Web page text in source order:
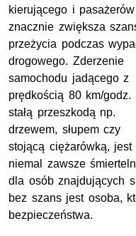
kierującego i pasażerów
znacznie zwiększa
przeżycia podczas
drogowego. Zderzenie
samochodu jadącego z
prędkością 80 km/godz.
stałą przeszkodą np.
drzewem, słupem czy
stojącą ciężarówką, jest
niemal zawsze
dla osób znajdujących
bez szans jest osoba,
bezpieczeństwa.